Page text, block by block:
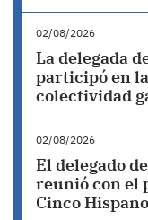
02/08/2026
La delegada
participó en
colectividad
02/08/2026
El delegado
reunió con el
Cinco